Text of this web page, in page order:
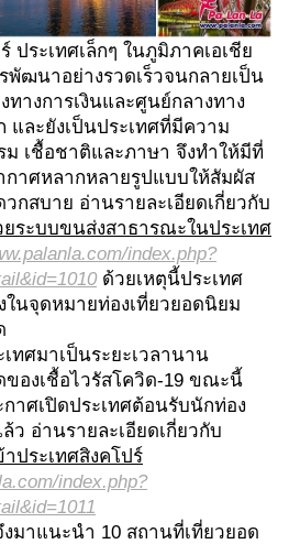
ประเทศเล็กๆ ในภูมิภาคเอเชีย
พัฒนาอย่างรวดเร็วจนกลายเป็น
างการเงินและศูนย์กลางทาง
ละยังเป็นประเทศที่มีความ
เชื้อชาติและภาษา จึงทำให้มีที่
กาศหลากหลายรูปแบบให้สัมผัส
กสบาย อ่านรายละเอียดเกี่ยวกับ
ยระบบขนส่งสาธารณะในประเทศ
index.php?
ด้วยเหตุนี้ประเทศ
ในจุดหมายท่องเที่ยวยอดนิยม
ทศมาเป็นระยะเวลานาน
ของเชื้อไวรัสโควิด-19 ขณะนี้
าศเปิดประเทศต้อนรับนักท่อง
ว อ่านรายละเอียดเกี่ยวกับ
ประเทศสิงคโปร์
index.php?
งมาแนะนำ 10 สถานที่เที่ยวยอด